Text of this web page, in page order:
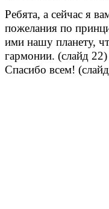
Ребята, а сейчас я
пожелания по
ими нашу планету,
гармонии. (слайд 22)
Спасибо всем!